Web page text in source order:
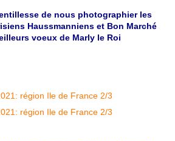
de nous photographier les
Haussmanniens et Bon Marché
voeux de Marly le Roi